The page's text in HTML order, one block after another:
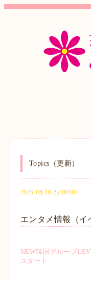
Topics（更新）
2025-06-16 22:00:00
エンタメ情報（イ
NEW韓国グループ
スタート